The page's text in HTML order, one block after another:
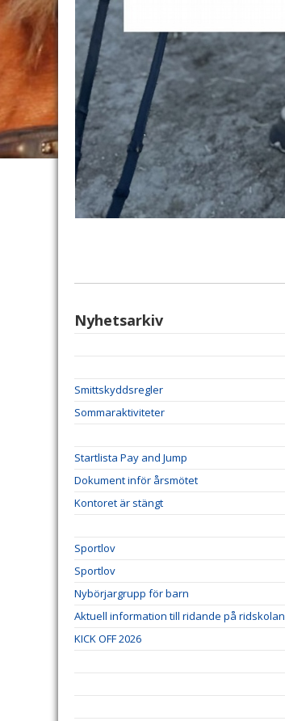
Nyhetsarkiv
Smittskyddsregler
Sommaraktiviteter
Startlista Pay and Jump
Dokument inför årsmötet
Kontoret är stängt
Sportlov
Sportlov
Nybörjargrupp för barn
Aktuell information till ridande på ridskolan
KICK OFF 2026